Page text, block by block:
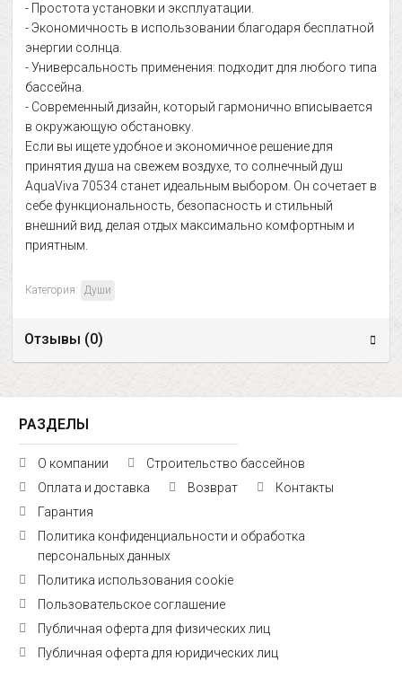
- Простота установки и эксплуатации.
- Экономичность в использовании благодаря бесплатной
энергии солнца.
- Универсальность применения: подходит для любого типа
бассейна.
- Современный дизайн, который гармонично вписывается
в окружающую обстановку.
Если вы ищете удобное и экономичное решение для
принятия душа на свежем воздухе, то солнечный душ
AquaViva 70534 станет идеальным выбором. Он сочетает в
себе функциональность, безопасность и стильный
внешний вид, делая отдых максимально комфортным и
приятным.
Категория: Души
Отзывы (0)
РАЗДЕЛЫ
О компании
Строительство бассейнов
Оплата и доставка
Возврат
Контакты
Гарантия
Политика конфиденциальности и обработка
персональных данных
Политика использования cookie
Пользовательское соглашение
Публичная оферта для физических лиц
Публичная оферта для юридических лиц